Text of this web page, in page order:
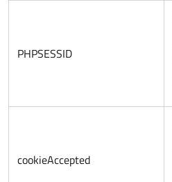
PHPSESSID
cookieAccepted